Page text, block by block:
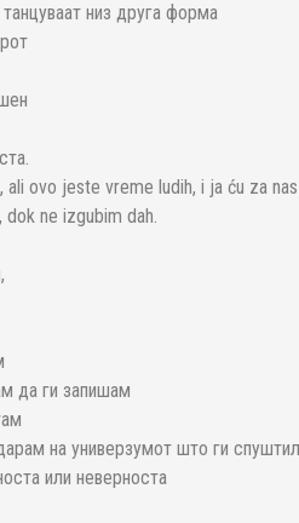
низ друга форма
ali ovo jeste vreme ludih, i ja ću za
ne izgubim dah.
да ги запишам
на универзумот што ги
или неверноста